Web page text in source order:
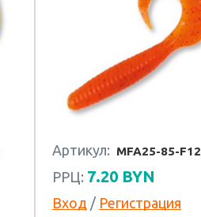
Артикул: MFA25-85-F12
РРЦ: 7.20BYN
Вход / Регистрация